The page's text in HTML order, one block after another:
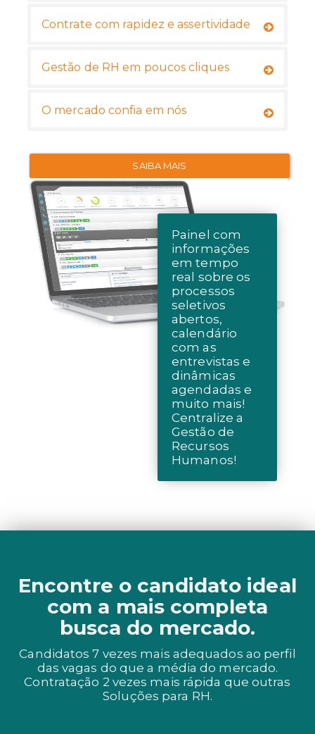
Contrate com rapidez e assertividade
Gestão de RH em poucos cliques
O mercado confia em nós
SAIBA MAIS
Painel com
informações
em tempo
real sobre os
processos
seletivos
abertos,
calendário
com as
entrevistas e
dinâmicas
agendadas e
muito mais!
Centralize a
Gestão de
Recursos
Humanos!
Encontre o candidato ideal
com a mais completa
busca do mercado.
Candidatos 7 vezes mais adequados ao perfil
das vagas do que a média do mercado.
Contratação 2 vezes mais rápida que outras
Soluções para RH.